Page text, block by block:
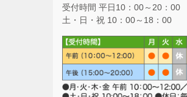
受付時間 平日10：00～20：00
土・日・祝 10：00～18：00